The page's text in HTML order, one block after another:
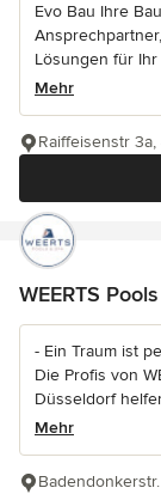
Evo Bau Ihre
Lösungen für
Mehr
Raiffeisenstr
WEERTS
- Ein Traum ist
Die Profis von
Düsseldorf
Mehr